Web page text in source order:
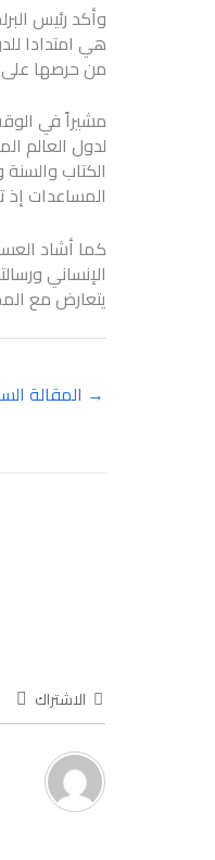
وأكد رئيس
هي امتدادا
من حرصها على
مشيراً في
لدول العالم
الكتاب
المساعدات إذ
كما أشاد
الإنساني
يتعارض مع
→ المقالة
الاشتراك